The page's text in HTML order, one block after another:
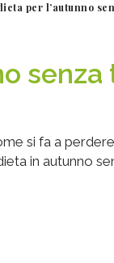
per l’autunno
si fa a
in autunno